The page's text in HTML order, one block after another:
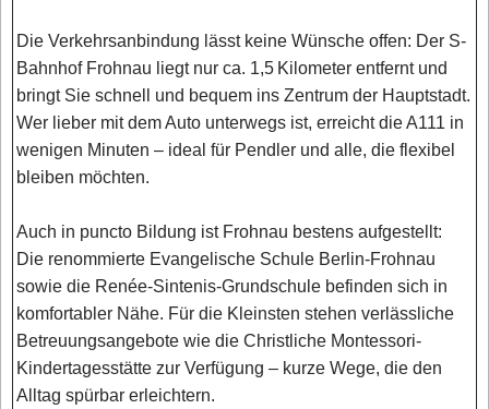
Die Verkehrsanbindung lässt keine Wünsche offen: Der S-
Bahnhof Frohnau liegt nur ca. 1,5 Kilometer entfernt und
bringt Sie schnell und bequem ins Zentrum der Hauptstadt.
Wer lieber mit dem Auto unterwegs ist, erreicht die A111 in
wenigen Minuten – ideal für Pendler und alle, die flexibel
bleiben möchten.
Auch in puncto Bildung ist Frohnau bestens aufgestellt:
Die renommierte Evangelische Schule Berlin-Frohnau
sowie die Renée-Sintenis-Grundschule befinden sich in
komfortabler Nähe. Für die Kleinsten stehen verlässliche
Betreuungsangebote wie die Christliche Montessori-
Kindertagesstätte zur Verfügung – kurze Wege, die den
Alltag spürbar erleichtern.